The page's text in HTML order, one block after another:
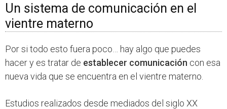
Un sistema de comunicación en el
vientre materno
Por si todo esto fuera poco… hay algo que puedes
hacer y es tratar de establecer comunicación con esa
nueva vida que se encuentra en el vientre materno.
Estudios realizados desde mediados del siglo XX